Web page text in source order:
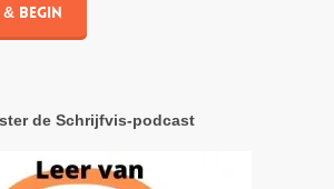
begin
de Schrijfvis-podcast